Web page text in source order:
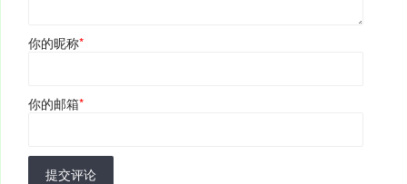
你的昵称*
你的邮箱*
提交评论